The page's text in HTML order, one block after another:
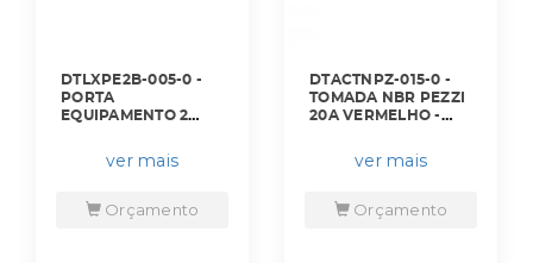
DTLXPE2B-005-0 -
PORTA
EQUIPAMENTO 2
DUTOTEC X BRANCO
- DX18840.00 -
ver mais
Orçamento
DTACTNPZ-015-0 -
TOMADA NBR PEZZI
20A VERMELHO -
ver mais
Orçamento